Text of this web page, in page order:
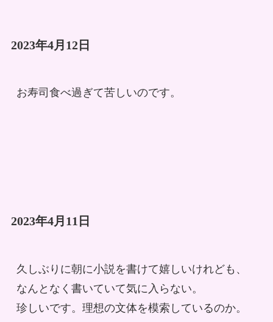
2023年4月12日
お寿司食べ過ぎて苦しいのです。
2023年4月11日
久しぶりに朝に小説を書けて嬉しいけれども、
なんとなく書いていて気に入らない。
珍しいです。理想の文体を模索しているのか。